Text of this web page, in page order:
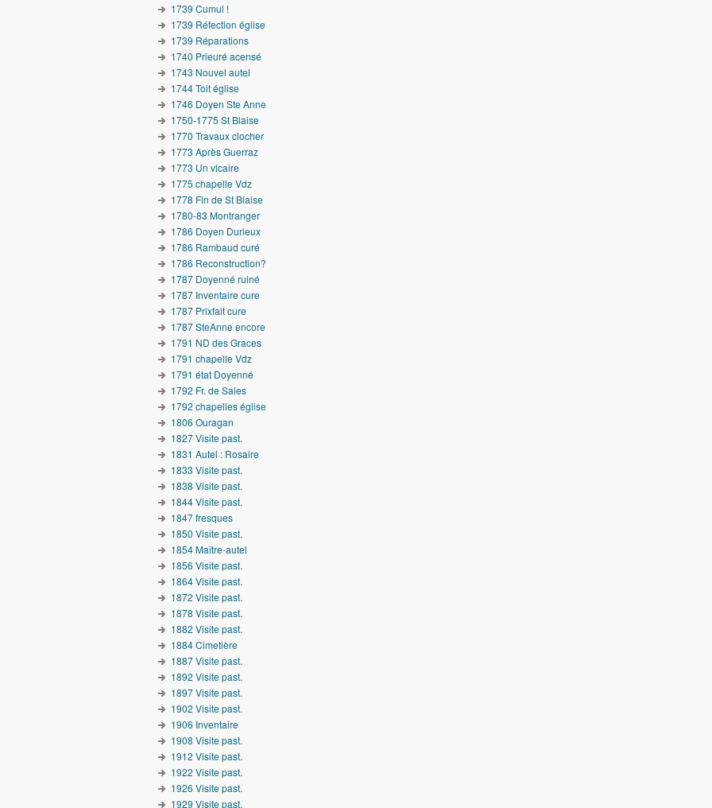
1739 Cumul !
1739 Réfection église
1739 Réparations
1740 Prieuré acensé
1743 Nouvel autel
1744 Toit église
1746 Doyen Ste Anne
1750-1775 St Blaise
1770 Travaux clocher
1773 Après Guerraz
1773 Un vicaire
1775 chapelle Vdz
1778 Fin de St Blaise
1780-83 Montranger
1786 Doyen Durieux
1786 Rambaud curé
1786 Reconstruction?
1787 Doyenné ruiné
1787 Inventaire cure
1787 Prixfait cure
1787 SteAnne encore
1791 ND des Graces
1791 chapelle Vdz
1791 état Doyenné
1792 Fr. de Sales
1792 chapelles église
1806 Ouragan
1827 Visite past.
1831 Autel : Rosaire
1833 Visite past.
1838 Visite past.
1844 Visite past.
1847 fresques
1850 Visite past.
1854 Maître-autel
1856 Visite past.
1864 Visite past.
1872 Visite past.
1878 Visite past.
1882 Visite past.
1884 Cimetière
1887 Visite past.
1892 Visite past.
1897 Visite past.
1902 Visite past.
1906 Inventaire
1908 Visite past.
1912 Visite past.
1922 Visite past.
1926 Visite past.
1929 Visite past.